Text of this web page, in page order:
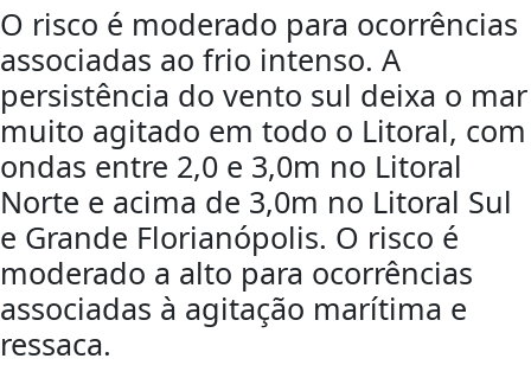
O risco é moderado para ocorrências
associadas ao frio intenso. A
persistência do vento sul deixa o mar
muito agitado em todo o Litoral, com
ondas entre 2,0 e 3,0m no Litoral
Norte e acima de 3,0m no Litoral Sul
e Grande Florianópolis. O risco é
moderado a alto para ocorrências
associadas à agitação marítima e
ressaca.